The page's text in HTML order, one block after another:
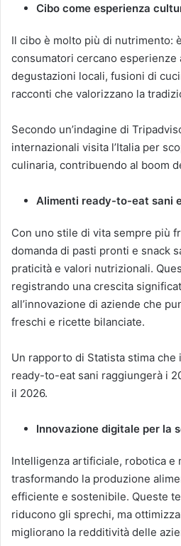
Cibo come esperienza
Il cibo è molto più di nutrimento:
consumatori cercano esperienze
degustazioni locali, fusioni di
racconti che valorizzano la
Secondo un’indagine di
internazionali visita l’Italia per
culinaria, contribuendo al boom
Alimenti ready-to-eat sani
Con uno stile di vita sempre più
domanda di pasti pronti e snack
praticità e valori nutrizionali.
registrando una crescita
all’innovazione di aziende che
freschi e ricette bilanciate.
Un rapporto di Statista stima che
ready-to-eat sani raggiungerà i
il 2026.
Innovazione digitale per la
Intelligenza artificiale, robotica e
trasformando la produzione
efficiente e sostenibile. Queste
riducono gli sprechi, ma
migliorano la redditività delle